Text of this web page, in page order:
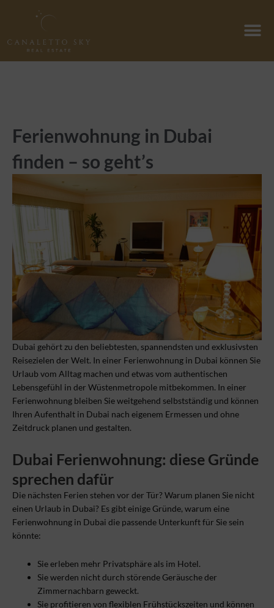
Ferienwohnung in Dubai
finden – so geht’s
Dubai gehört zu den beliebtesten, spannendsten und exklusivsten
Reisezielen der Welt. In einer Ferienwohnung in Dubai können Sie
Urlaub vom Alltag machen und etwas vom authentischen
Lebensgefühl in der Wüstenmetropole mitbekommen. In einer
Ferienwohnung bleiben Sie weitgehend selbstständig und können
Ihren Aufenthalt in Dubai nach eigenem Ermessen und ohne
Zeitdruck planen und gestalten.
Dubai Ferienwohnung: diese Gründe
sprechen dafür
Die nächsten Ferien stehen vor der Tür? Warum planen Sie nicht
einen Urlaub in Dubai? Es gibt einige Gründe, warum eine
Ferienwohnung in Dubai die passende Unterkunft für Sie sein
könnte:
Sie erleben mehr Privatsphäre als im Hotel.
Sie werden nicht durch störende Geräusche der
Zimmernachbarn geweckt.
Sie profitieren von flexiblen Frühstückszeiten und können